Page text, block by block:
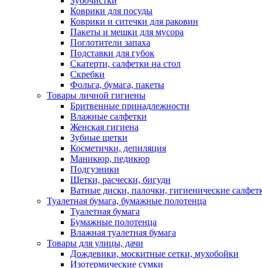
Коврики для посуды
Коврики и ситечки для раковин
Пакеты и мешки для мусора
Поглотители запаха
Подставки для губок
Скатерти, салфетки на стол
Скребки
Фольга, бумага, пакеты
Товары личной гигиены
Бритвенные принадлежности
Влажные салфетки
Женская гигиена
Зубные щетки
Косметички, депиляция
Маникюр, педикюр
Подгузники
Щетки, расчески, бигуди
Ватные диски, палочки, гигиенические
Туалетная бумага, бумажные полотенца
Туалетная бумага
Бумажные полотенца
Влажная туалетная бумага
Товары для улицы, дачи
Дождевики, москитные сетки, мухобойки
Изотермические сумки